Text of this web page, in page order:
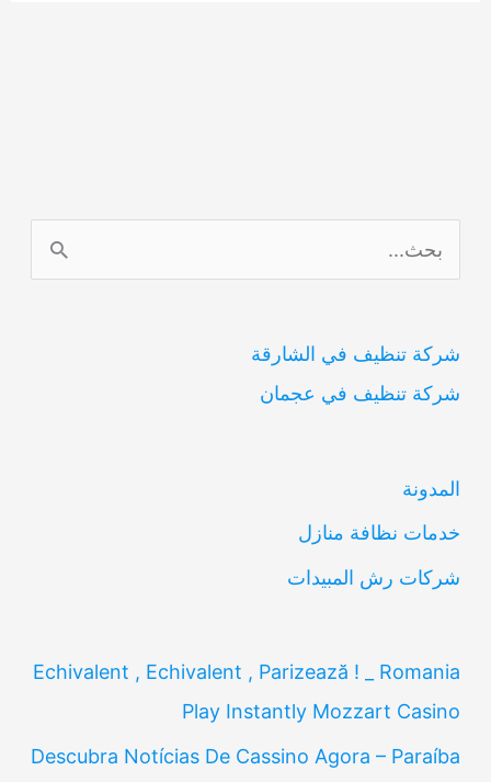
ل
ح
ث
شركة تنظيف في الشارقة
شركة تنظيف في عجمان
المدونة
خدمات نظافة منازل
شركات رش المبيدات
Echivalent , Echivalent , Parizează ! _ Romania
Play Instantly Mozzart Casino
Descubra Notícias De Cassino Agora – Paraíba